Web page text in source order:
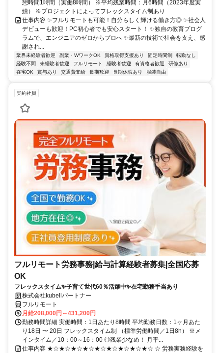
憩時間1時間（実働8時間） ※平均残業時間：月6時間（2023年度実
績） ※プロジェクトによってフレックスタイム制あり
仕事内容 ✨フルリモートも可能！自分らしく輝ける働き方◎ ✨社会人
デビューも歓迎！PC初心者でも安心スタート！ ✨独自の教育プログ
ラムで、エンジニアのゼロからプロへ ✨最新の技術で社会を支え、感
謝され...
業界未経験者歓迎 副業・WワークOK 資格取得支援あり 固定時間制
転勤なし
経験不問
未経験者歓迎 フルリモート 経験者歓迎 有資格者歓迎
研修あり
在宅OK
賞与あり 交通費支給 長期歓迎 長期休暇あり 服装自由
契約社員
フルリモート労務事務|給与計算経験者募集|全国応募
OK
フレックスタイム✨子育て世代60％活躍中✨在宅勤務手当あり
株式会社kubellパートナー
フルリモート
月給208,000円～431,200円
勤務時間詳細 実働時間：1日あたり8時間 平均勤務日数：1ヶ月あた
り18日 〜 20日 フレックスタイム制 （標準労働時間／1日8h） ※メ
インタイム／10：00～16：00 ◎残業少なめ！ 月平...
仕事内容 ★☆★☆★☆★☆★☆★☆★☆★☆★☆ ☆ 労務実務経験を